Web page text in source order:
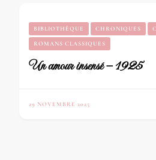
BIBLIOTHÈQUE CHRONIQUES
ROMANS CLASSIQUES
Un amour insensé – 1925
29 NOVEMBRE 2025